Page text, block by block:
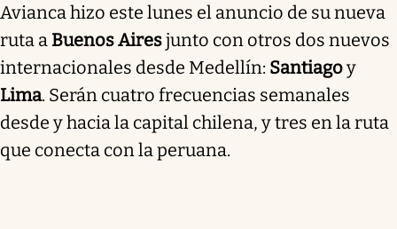
Avianca hizo este lunes el anuncio de su nueva
ruta a Buenos Airesjunto con otros dos nuevos
internacionales desde Medellín: Santiagoy
Lima. Serán cuatro frecuencias semanales
desde y hacia la capital chilena, y tres en la ruta
que conecta con la peruana.